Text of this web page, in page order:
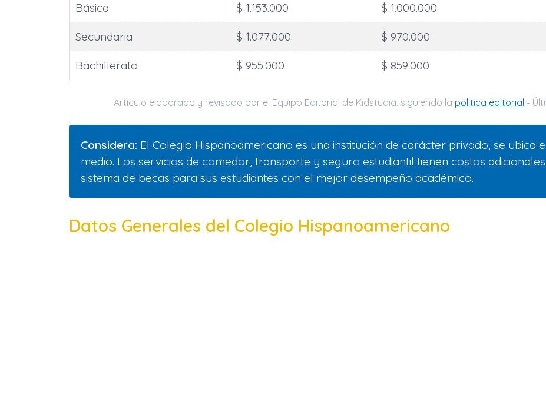
Básica $ 1.153.000 $ 1.000.000
Secundaria $ 1.077.000 $ 970.000
Bachillerato $ 955.000 $ 859.000
Artículo elaborado y revisado por el Equipo Editorial de Kidstudia, siguiendo la politica editorial -
Considera: El Colegio Hispanoamericano es una institución de carácter privado, se ubica
medio. Los servicios de comedor, transporte y seguro estudiantil tienen costos
sistema de becas para sus estudiantes con el mejor desempeño académico.
Datos Generales del Colegio Hispanoamericano